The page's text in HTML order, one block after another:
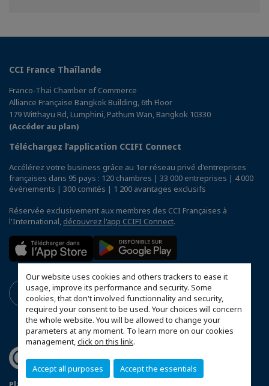
Our website uses cookies and others trackers to ease it
usage, improve its performance and security. Some
cookies, that don't involved functionnality and security,
required your consent to be used. Your choices will concern
the whole website. You will be allowed to change your
parameters at any moment. To learn more on our cookies
management,click on this link.
Accept all purposes Accept the essentials
CCI France Thaïlande
Franco-Thai Chamber of Commerce
Alliance Française Bangkok Building, 6th Floor
179 Witthayu Rd, Lumphini, Pathum Wan, Bangkok 10330
(Accéder au plan)
Téléchargez l’application CCIFI Connect
Accélérez votre business grâce au 1er réseau privé d'entreprises
françaises dans 95 pays : 120 chambres | 33 000 entreprises | 4 000
événements | 300 comités | 1 200 avantages exclusifs
Réservée exclusivement aux membres des CCI Françaises à
l'International, découvrez l'app CCIFI Connect.